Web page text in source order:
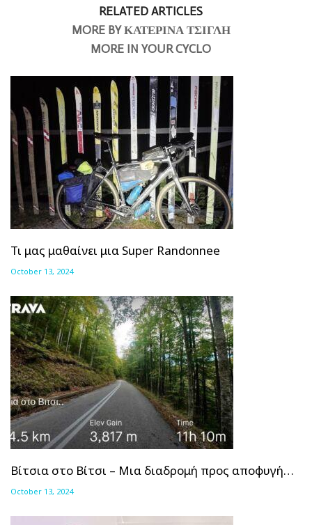
RELATED ARTICLES
MORE BY ΚΑΤΕΡΙΝΑ ΤΣΙΓΛΗ
MORE IN YOUR CYCLO
Τι μας μαθαίνει μια Super Randonnee
October 13, 2024
Βίτσια στο Βίτσι – Μια διαδρομή προς αποφυγή…
October 13, 2024